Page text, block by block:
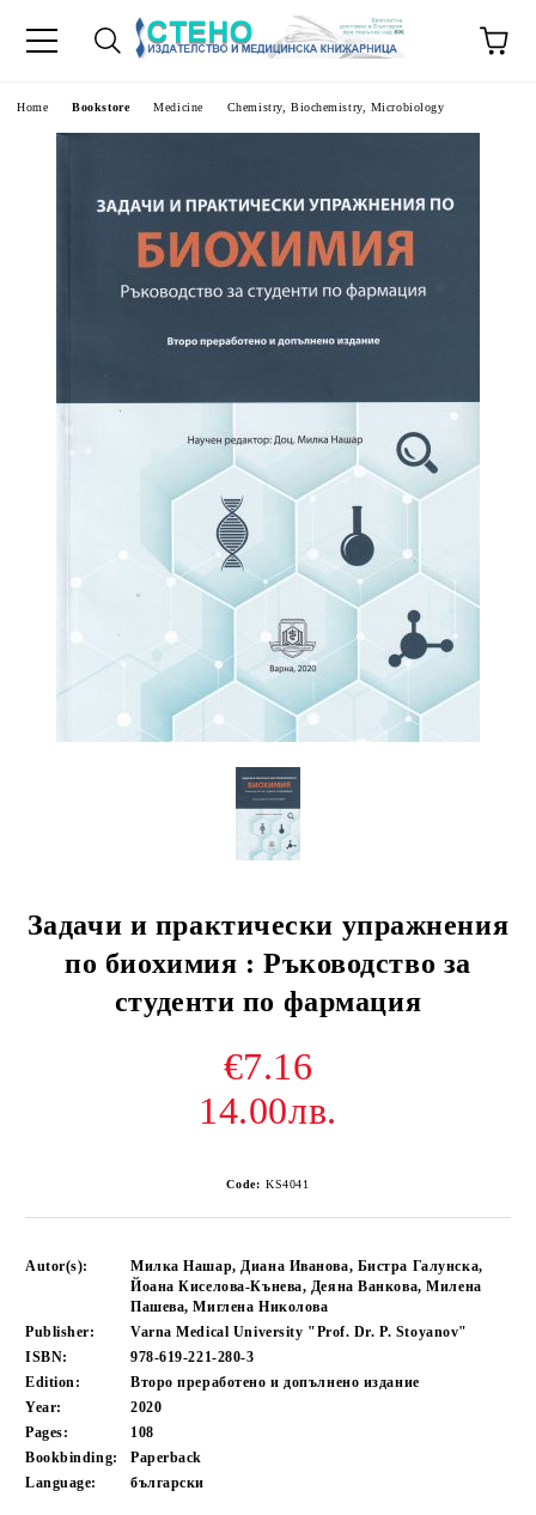
Home Bookstore Medicine Chemistry, Biochemistry, Microbiology
Задачи и практически упражнения
по биохимия : Ръководство за
студенти по фармация
€7.16
14.00лв.
Code: KS4041
Autor(s):
Милка Нашар, Диана Иванова, Бистра Галунска,
Йоана Киселова-Кънева, Деяна Ванкова, Милена
Пашева, Миглена Николова
Publisher:
Varna Medical University "Prof. Dr. P. Stoyanov"
ISBN:
978-619-221-280-3
Edition:
Второ преработено и допълнено издание
Year:
2020
Pages:
108
Bookbinding:
Paperback
Language:
български